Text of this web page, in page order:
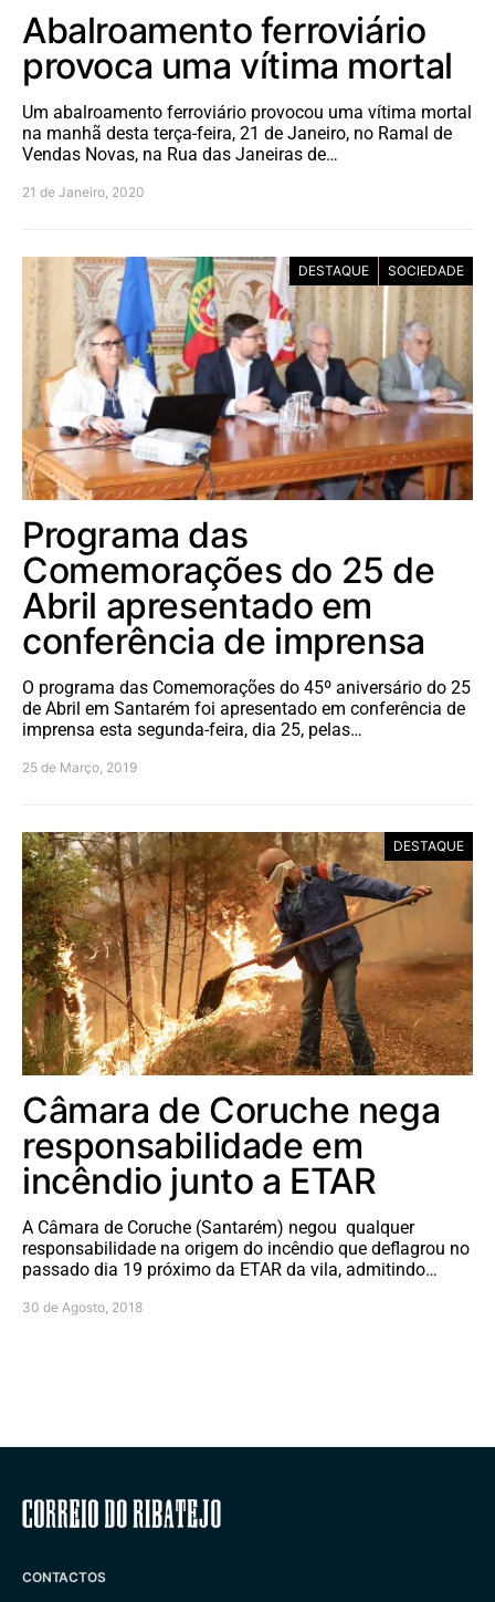
Abalroamento ferroviário
provoca uma vítima mortal
Um abalroamento ferroviário provocou uma vítima mortal
na manhã desta terça-feira, 21 de Janeiro, no Ramal de
Vendas Novas, na Rua das Janeiras de…
21 de Janeiro, 2020
DESTAQUE SOCIEDADE
Programa das
Comemorações do 25 de
Abril apresentado em
conferência de imprensa
O programa das Comemorações do 45º aniversário do 25
de Abril em Santarém foi apresentado em conferência de
imprensa esta segunda-feira, dia 25, pelas…
25 de Março, 2019
DESTAQUE
Câmara de Coruche nega
responsabilidade em
incêndio junto a ETAR
A Câmara de Coruche (Santarém) negou qualquer
responsabilidade na origem do incêndio que deflagrou no
passado dia 19 próximo da ETAR da vila, admitindo…
30 de Agosto, 2018
Correio do Ribatejo
CONTACTOS